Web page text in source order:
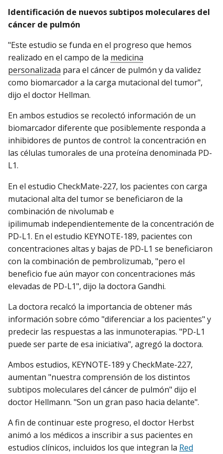
Identificación de nuevos subtipos moleculares del
cáncer de pulmón
"Este estudio se funda en el progreso que hemos
realizado en el campo de la medicina
personalizada para el cáncer de pulmón y da validez
como biomarcador a la carga mutacional del tumor",
dijo el doctor Hellman.
En ambos estudios se recolectó información de un
biomarcador diferente que posiblemente responda a
inhibidores de puntos de control: la concentración en
las células tumorales de una proteína denominada PD-
L1.
En el estudio CheckMate-227, los pacientes con carga
mutacional alta del tumor se beneficiaron de la
combinación de nivolumab e
ipilimumab independientemente de la concentración de
PD-L1. En el estudio KEYNOTE-189, pacientes con
concentraciones altas y bajas de PD-L1 se beneficiaron
con la combinación de pembrolizumab, "pero el
beneficio fue aún mayor con concentraciones más
elevadas de PD-L1", dijo la doctora Gandhi.
La doctora recalcó la importancia de obtener más
información sobre cómo "diferenciar a los pacientes" y
predecir las respuestas a las inmunoterapias. "PD-L1
puede ser parte de esa iniciativa", agregó la doctora.
Ambos estudios, KEYNOTE-189 y CheckMate-227,
aumentan "nuestra comprensión de los distintos
subtipos moleculares del cáncer de pulmón" dijo el
doctor Hellmann. "Son un gran paso hacia delante".
A fin de continuar este progreso, el doctor Herbst
animó a los médicos a inscribir a sus pacientes en
estudios clínicos, incluidos los que integran la Red